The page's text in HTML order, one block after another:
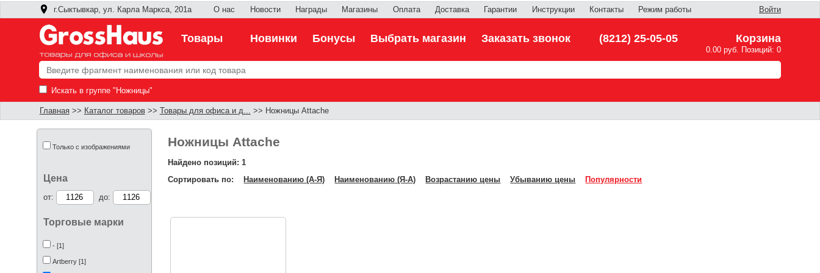
г.Сыктывкар, ул. Карла Маркса, 201а О нас Новости Награды Магазины Оплата Доставка Гарантии Инструкции Контакты Режим работы Войти
Товары Новинки Бонусы Выбрать магазин Заказать звонок (8212) 25-05-05 Корзина
0.00 руб. Позиций: 0
Искать в группе "Ножницы"
Главная>> Каталог товаров>> Товары для офиса и д... >> Ножницы Attache
Только с изображениями
Цена
от: до:
Торговые марки
- [1]
Artberry [1]
Ножницы Attache
Найдено позиций: 1
Сортировать по:Наименованию (А-Я) Наименованию (Я-А) Возрастанию цены Убыванию цены Популярности